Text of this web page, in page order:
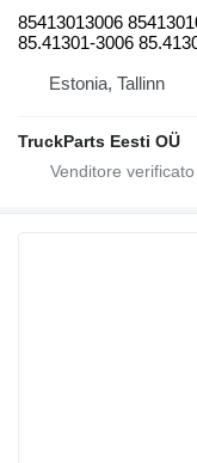
85413013006
85.41301-3006
Estonia, Tallinn
TruckParts Eesti OÜ